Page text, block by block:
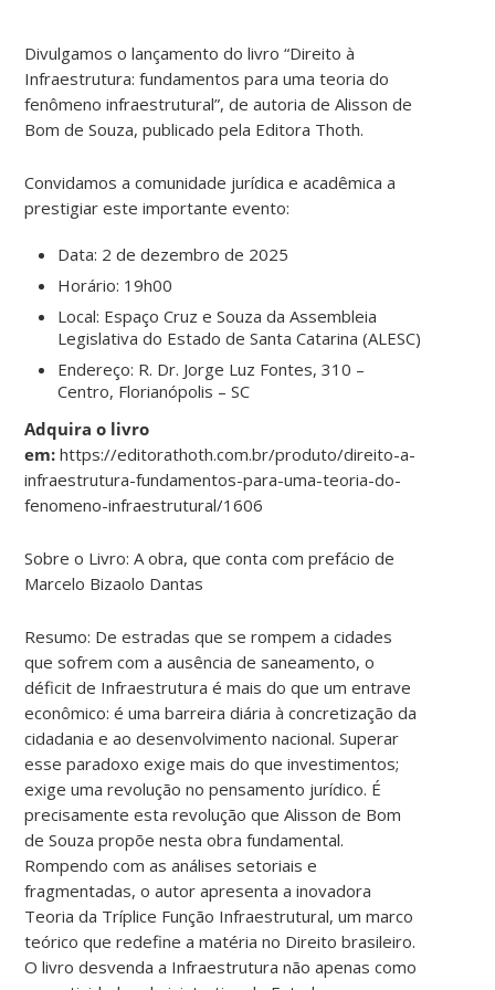
Divulgamos o lançamento do livro “Direito à
Infraestrutura: fundamentos para uma teoria do
fenômeno infraestrutural”, de autoria de Alisson de
Bom de Souza, publicado pela Editora Thoth.
Convidamos a comunidade jurídica e acadêmica a
prestigiar este importante evento:
Data: 2 de dezembro de 2025
Horário: 19h00
Local: Espaço Cruz e Souza da Assembleia
Legislativa do Estado de Santa Catarina (ALESC)
Endereço: R. Dr. Jorge Luz Fontes, 310 –
Centro, Florianópolis – SC
Adquira o livro
em: https://editorathoth.com.br/produto/direito-a-
infraestrutura-fundamentos-para-uma-teoria-do-
fenomeno-infraestrutural/1606
Sobre o Livro: A obra, que conta com prefácio de
Marcelo Bizaolo Dantas
Resumo: De estradas que se rompem a cidades
que sofrem com a ausência de saneamento, o
déficit de Infraestrutura é mais do que um entrave
econômico: é uma barreira diária à concretização da
cidadania e ao desenvolvimento nacional. Superar
esse paradoxo exige mais do que investimentos;
exige uma revolução no pensamento jurídico. É
precisamente esta revolução que Alisson de Bom
de Souza propõe nesta obra fundamental.
Rompendo com as análises setoriais e
fragmentadas, o autor apresenta a inovadora
Teoria da Tríplice Função Infraestrutural, um marco
teórico que redefine a matéria no Direito brasileiro.
O livro desvenda a Infraestrutura não apenas como